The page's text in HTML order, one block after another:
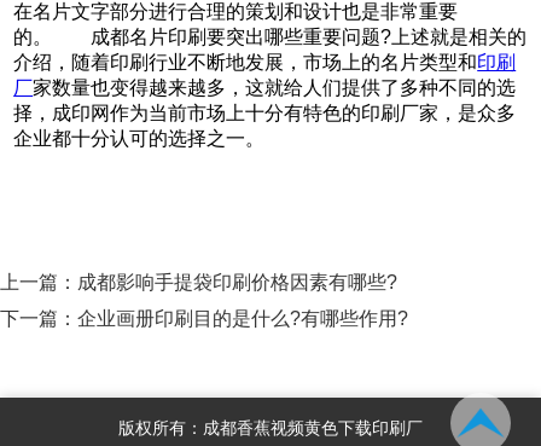
在名片文字部分进行合理的策划和设计也是非常重要
的。 成都名片印刷要突出哪些重要问题?上述就是相关的
介绍，随着印刷行业不断地发展，市场上的名片类型和印刷
厂家数量也变得越来越多，这就给人们提供了多种不同的选
择，成印网作为当前市场上十分有特色的印刷厂家，是众多
企业都十分认可的选择之一。
上一篇： 成都影响手提袋印刷价格因素有哪些?
下一篇： 企业画册印刷目的是什么?有哪些作用?
版权所有：成都香蕉视频黄色下载印刷厂